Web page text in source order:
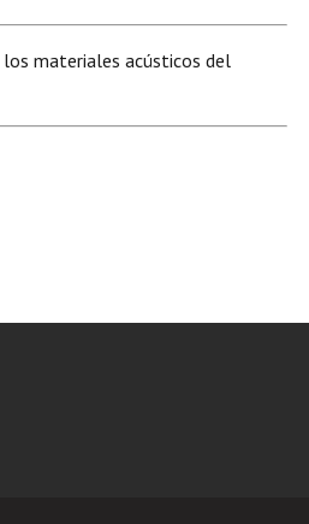
materiales acústicos del